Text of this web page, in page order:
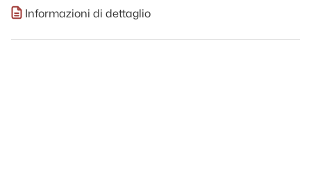
Informazioni di dettaglio